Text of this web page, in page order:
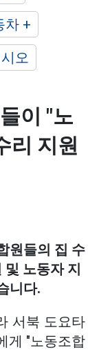
차 +
오
이 "노
리 지원
원들의 집 수
및 노동자 지
니다.
서북 도요타
게 "노동조합